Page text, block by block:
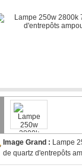
Image Grand : Lampe
de quartz d'entrepôts